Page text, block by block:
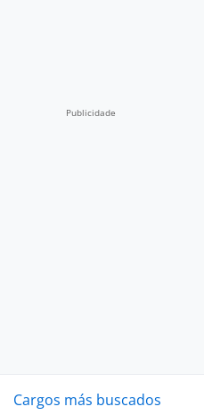
Cargos más buscados